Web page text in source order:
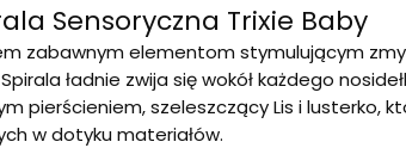
Sensoryczna Trixie Baby
zabawnym elementom stymulującym
ładnie zwija się wokół każdego
pierścieniem, szeleszczący Lis i lusterko,
w dotyku materiałów.